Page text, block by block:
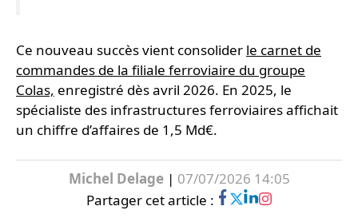
Ce nouveau succès vient consolider le carnet de
commandes de la filiale ferroviaire du groupe
Colas, enregistré dès avril 2026. En 2025, le
spécialiste des infrastructures ferroviaires affichait
un chiffre d’affaires de 1,5 Md€.
Michel Delage| 07/07/2026 14:05
Partager cet article :